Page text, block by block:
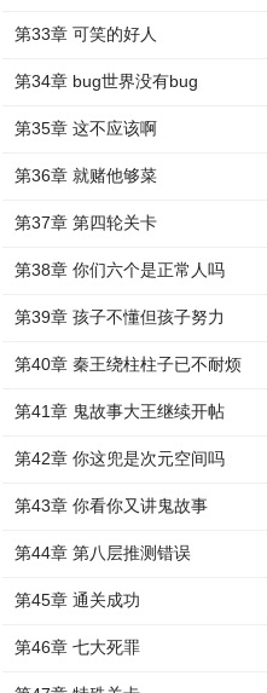
第33章 可笑的好人
第34章 bug世界没有bug
第35章 这不应该啊
第36章 就赌他够菜
第37章 第四轮关卡
第38章 你们六个是正常人吗
第39章 孩子不懂但孩子努力
第40章 秦王绕柱柱子已不耐烦
第41章 鬼故事大王继续开帖
第42章 你这兜是次元空间吗
第43章 你看你又讲鬼故事
第44章 第八层推测错误
第45章 通关成功
第46章 七大死罪